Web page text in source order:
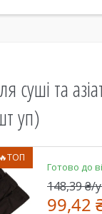
та
уп)
🔥ТОП
Готово до
148,39 ₴/
99,42